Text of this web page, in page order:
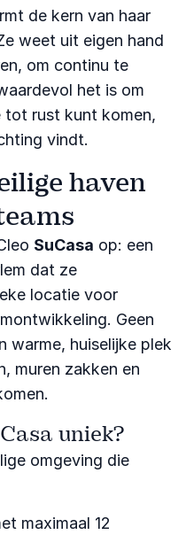
de kern van haar
weet uit eigen hand
om continu te
het is om
tot rust kunt komen,
vindt.
haven
SuCasa op: een
dat ze
locatie voor
Geen
warme, huiselijke plek
muren zakken en
uniek?
omgeving die
maximaal 12